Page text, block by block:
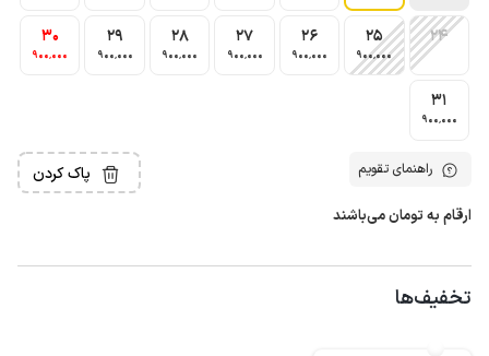
24
25
900٬000
26
900٬000
27
900٬000
28
900٬000
29
900٬000
30
900٬000
31
900٬000
راهنمای تقویم پاک کردن
ارقام به تومان می‌باشند
تخفیف‌ها